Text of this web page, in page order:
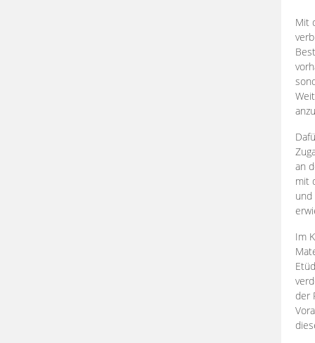
Mit
an
mit
und
Im
der